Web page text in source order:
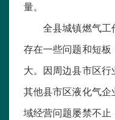
量。
全县城镇燃气工
存在一些问题和短
大。因周边县市区
其他县市区液化气
域经营问题屡禁不